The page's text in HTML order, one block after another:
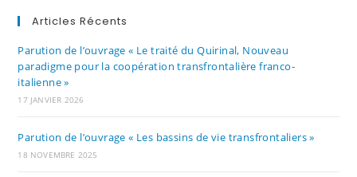
Articles Récents
Parution de l’ouvrage « Le traité du Quirinal, Nouveau
paradigme pour la coopération transfrontalière franco-
italienne »
17 JANVIER 2026
Parution de l’ouvrage « Les bassins de vie transfrontaliers »
18 NOVEMBRE 2025